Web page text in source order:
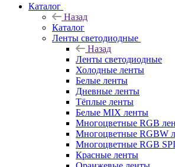
Каталог
Назад
Каталог
Ленты светодиодные
Назад
Ленты светодиодные
Холодные ленты
Белые ленты
Дневные ленты
Тёплые ленты
Белые MIX ленты
Многоцветные RGB
Многоцветные RGBW
Многоцветные RGB
Красные ленты